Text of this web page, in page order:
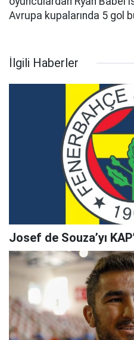
Avrupa kupalarında 5 gol
İlgili Haberler
Josef de Souza’yı